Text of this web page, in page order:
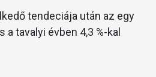
tendeciája után az egy
tavalyi évben 4,3 %-kal